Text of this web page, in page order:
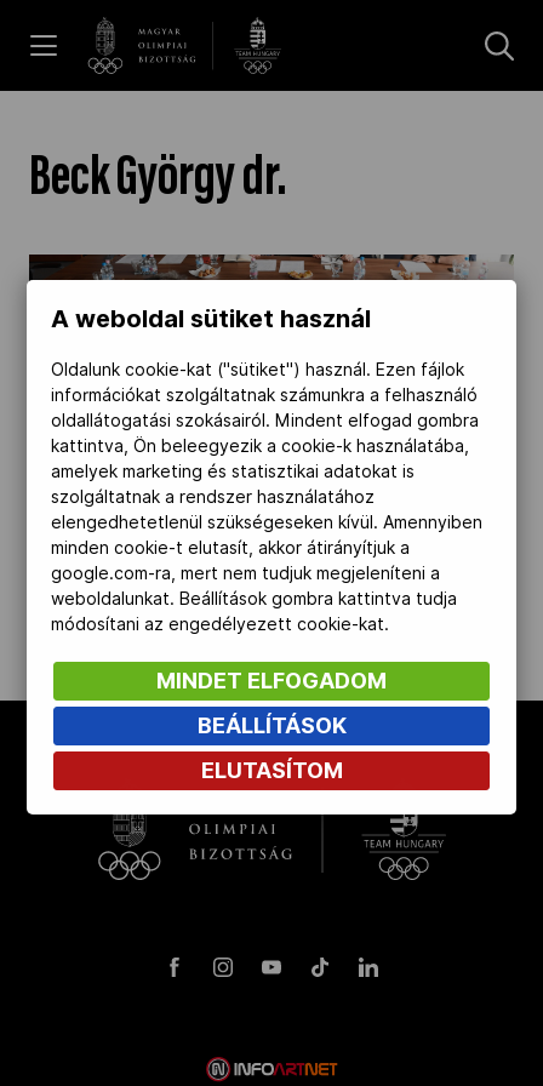
Dakar 2026
Los Angeles 2028
MOB
Kettőskarrier-program
NOB
Társszervezetek
OVEP
Beck György dr.
Továbbra is dr. Beck György az Etikai Bizottság
elnöke" />
2024.04.10.
Továbbra is dr. Beck György az Etikai
Bizottság elnöke
A bizottság eddigi első emberét újabb két évre
erősítették meg posztján.
A weboldal sütiket használ
Oldalunk cookie-kat ("sütiket") használ. Ezen fájlok
információkat szolgáltatnak számunkra a felhasználó
oldallátogatási szokásairól. Mindent elfogad gombra
kattintva, Ön beleegyezik a cookie-k használatába,
amelyek marketing és statisztikai adatokat is
szolgáltatnak a rendszer használatához
elengedhetetlenül szükségeseken kívül. Amennyiben
minden cookie-t elutasít, akkor átirányítjuk a
google.com-ra, mert nem tudjuk megjeleníteni a
weboldalunkat. Beállítások gombra kattintva tudja
módosítani az engedélyezett cookie-kat.
MINDET ELFOGADOM
BEÁLLÍTÁSOK
ELUTASÍTOM